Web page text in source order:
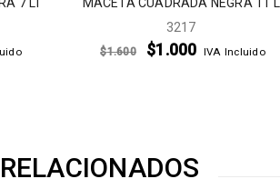
3217
$1.600 $1.000 IVA Incluido